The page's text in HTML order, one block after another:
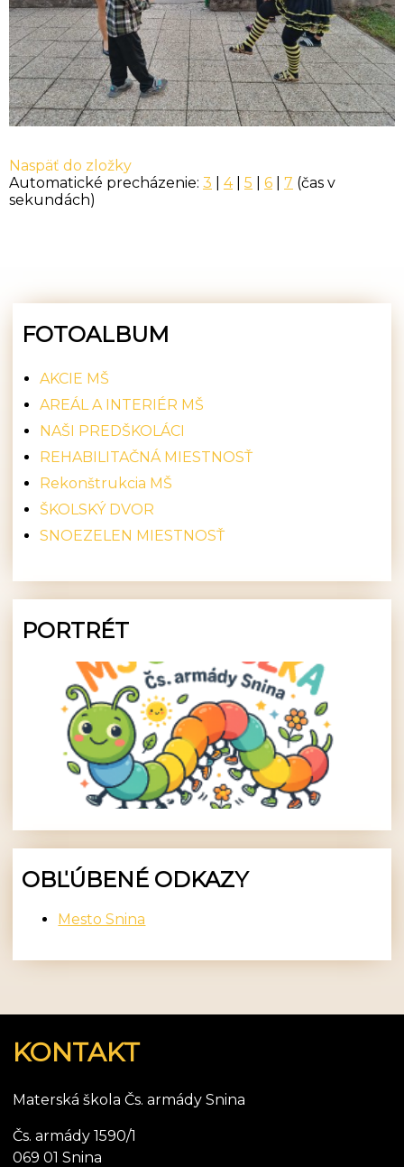
Naspäť do zložky
Automatické precházenie: 3 4| 5 6 7 (čas v
sekundách)
FOTOALBUM
AKCIE MŠ
AREÁL A INTERIÉR MŠ
NAŠI PREDŠKOLÁCI
REHABILITAČNÁ MIESTNOSŤ
Rekonštrukcia MŠ
ŠKOLSKÝ DVOR
SNOEZELEN MIESTNOSŤ
PORTRÉT
OBĽÚBENÉ ODKAZY
Mesto Snina
KONTAKT
Materská škola Čs. armády Snina
Čs. armády 1590/1
069 01 Snina